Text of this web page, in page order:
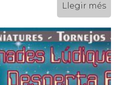
Llegir més